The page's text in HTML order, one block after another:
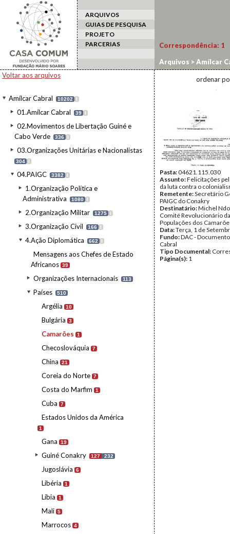
ARQUIVOS
GUIAS DE PESQUISA
PROJETO
PARCERIAS
Voltar aos arquivos
Amílcar Cabral 10202 I
01.Amílcar Cabral 39 I
02.Movimentos de Libertação Guiné e
Cabo Verde
336 I
03.Organizações Unitárias e Nacionalistas
304 I
04.PAIGC 3382 I
1.Organização Política e
Administrativa
1080 I
2.Organização Militar 1275 I
3.Organização Civil 166 I
4.Ação Diplomática 662 I
Mensagens aos Chefes de Estado
Africanos 39
Organizações Internacionais 113
Países 510
Argélia 10
Bulgária 3
Camarões 1
Checoslováquia 7
China 21
Coreia do Norte 7
Costa do Marfim 1
Cuba 7
Estados Unidos da América
1
Gana 19
Guiné Conakry 127 232
Jugoslávia 6
Libéria 1
Líbia 1
Mali 5
Marrocos 4
Correspondência: 1
Arquivos >Amílcar
ordenar
Pasta:04621.115.030
Assunto:Felicitações
da luta contra o
Remetente:Secretário
PAIGC do Conakry
Destinatário:Michel
Comité Revolucionário
Populações dos
Data:Terça, 1 de
Fundo:DAC -
Cabral
Tipo Documental:
Página(s): 1